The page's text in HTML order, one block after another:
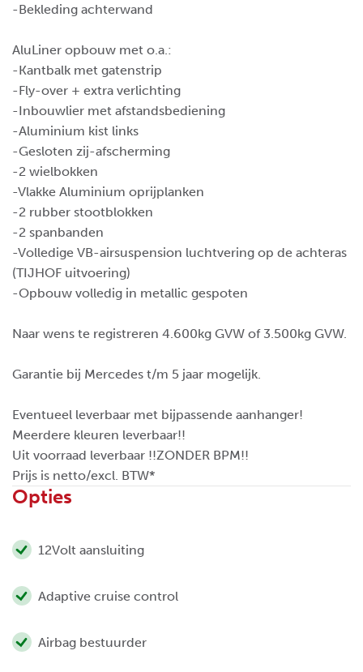
-Bekleding achterwand
AluLiner opbouw met o.a.:
-Kantbalk met gatenstrip
-Fly-over + extra verlichting
-Inbouwlier met afstandsbediening
-Aluminium kist links
-Gesloten zij-afscherming
-2 wielbokken
-Vlakke Aluminium oprijplanken
-2 rubber stootblokken
-2 spanbanden
-Volledige VB-airsuspension luchtvering op de achteras
(TIJHOF uitvoering)
-Opbouw volledig in metallic gespoten
Naar wens te registreren 4.600kg GVW of 3.500kg GVW.
Garantie bij Mercedes t/m 5 jaar mogelijk.
Eventueel leverbaar met bijpassende aanhanger!
Meerdere kleuren leverbaar!!
Uit voorraad leverbaar !!ZONDER BPM!!
Prijs is netto/excl. BTW*
Opties
12Volt aansluiting
Adaptive cruise control
Airbag bestuurder